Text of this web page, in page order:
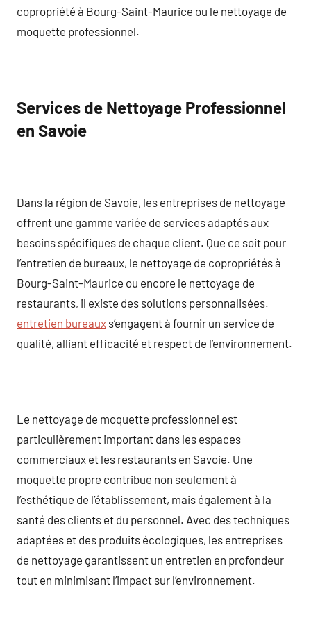
copropriété à Bourg-Saint-Maurice ou le nettoyage de
moquette professionnel.
Services de Nettoyage Professionnel
en Savoie
Dans la région de Savoie, les entreprises de nettoyage
offrent une gamme variée de services adaptés aux
besoins spécifiques de chaque client. Que ce soit pour
l’entretien de bureaux, le nettoyage de copropriétés à
Bourg-Saint-Maurice ou encore le nettoyage de
restaurants, il existe des solutions personnalisées.
entretien bureaux s’engagent à fournir un service de
qualité, alliant efficacité et respect de l’environnement.
Le nettoyage de moquette professionnel est
particulièrement important dans les espaces
commerciaux et les restaurants en Savoie. Une
moquette propre contribue non seulement à
l’esthétique de l’établissement, mais également à la
santé des clients et du personnel. Avec des techniques
adaptées et des produits écologiques, les entreprises
de nettoyage garantissent un entretien en profondeur
tout en minimisant l’impact sur l’environnement.